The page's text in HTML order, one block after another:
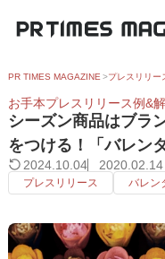
PR TIMES MAGAZINE プレスリリー
お手本プレスリリース例&解
シーズン商品はブラ
をつける！「バレン
2024.10.04 2020.02.14
プレスリリース バレン